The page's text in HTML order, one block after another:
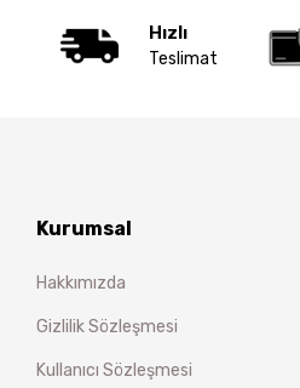
Hızlı
Teslimat
Kurumsal
Hakkımızda
Gizlilik Sözleşmesi
Kullanıcı Sözleşmesi